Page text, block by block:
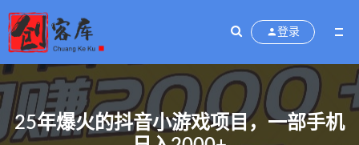
登录
25年爆火的抖音小游戏项目，一部手机